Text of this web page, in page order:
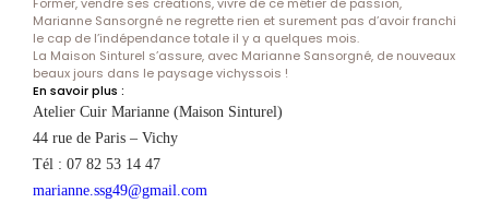
Marianne Sansorgné ne regrette rien et surement pas d’avoir franchi
le cap de l’indépendance totale il y a quelques mois.
La Maison Sinturel s’assure, avec Marianne Sansorgné, de nouveaux
beaux jours dans le paysage vichyssois !
En savoir plus :
Atelier Cuir Marianne (Maison Sinturel)
44 rue de Paris – Vichy
Tél : 07 82 53 14 47
marianne.ssg49@gmail.com